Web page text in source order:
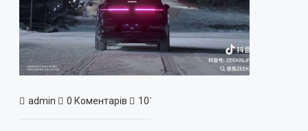
admin 0 Коментарів 10136 Перегляд(ів)